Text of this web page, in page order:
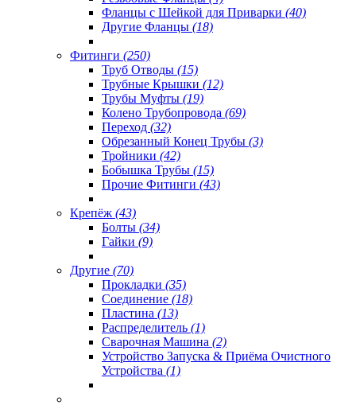
Фланцы с Шейкой для Приварки (40)
Другие Фланцы (18)
Фитинги (250)
Труб Отводы (15)
Трубные Крышки (12)
Трубы Муфты (19)
Колено Трубопровода (69)
Переход (32)
Обрезанный Конец Трубы (3)
Тройники (42)
Бобышка Трубы (15)
Прочие Фитинги (43)
Крепёж (43)
Болты (34)
Гайки (9)
Другие (70)
Прокладки (35)
Соединение (18)
Пластина (13)
Распределитель (1)
Сварочная Машина (2)
Устройство Запуска & Приёма Очистного
Устройства (1)